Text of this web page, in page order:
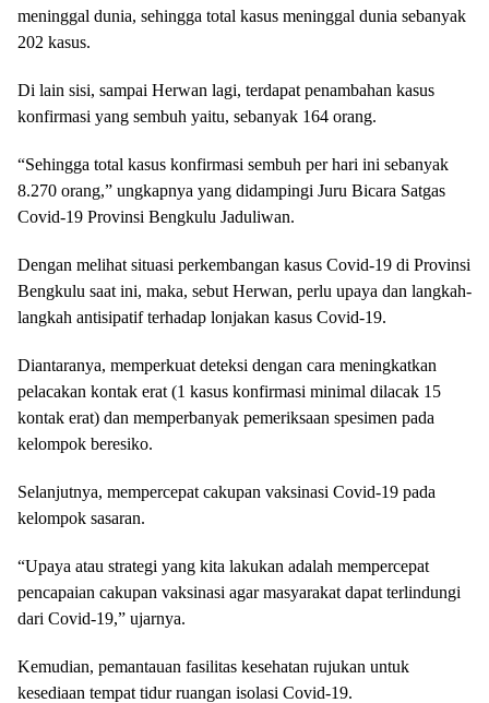
meninggal dunia, sehingga total kasus meninggal dunia sebanyak
202 kasus.
Di lain sisi, sampai Herwan lagi, terdapat penambahan kasus
konfirmasi yang sembuh yaitu, sebanyak 164 orang.
“Sehingga total kasus konfirmasi sembuh per hari ini sebanyak
8.270 orang,” ungkapnya yang didampingi Juru Bicara Satgas
Covid-19 Provinsi Bengkulu Jaduliwan.
Dengan melihat situasi perkembangan kasus Covid-19 di Provinsi
Bengkulu saat ini, maka, sebut Herwan, perlu upaya dan langkah-
langkah antisipatif terhadap lonjakan kasus Covid-19.
Diantaranya, memperkuat deteksi dengan cara meningkatkan
pelacakan kontak erat (1 kasus konfirmasi minimal dilacak 15
kontak erat) dan memperbanyak pemeriksaan spesimen pada
kelompok beresiko.
Selanjutnya, mempercepat cakupan vaksinasi Covid-19 pada
kelompok sasaran.
“Upaya atau strategi yang kita lakukan adalah mempercepat
pencapaian cakupan vaksinasi agar masyarakat dapat terlindungi
dari Covid-19,” ujarnya.
Kemudian, pemantauan fasilitas kesehatan rujukan untuk
kesediaan tempat tidur ruangan isolasi Covid-19.